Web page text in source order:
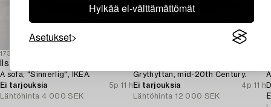
Hylkää ei-välttämättömät
Asetukset
1732195
Ilse Crawford
A sofa, "Sinnerlig", IKEA.
Ei tarjouksia
5p 11 h
Lähtöhinta 4 000 SEK
Grythyttan, mid-20th Century.
Ei tarjouksia
4p 11 h
Lähtöhinta 12 000 SEK